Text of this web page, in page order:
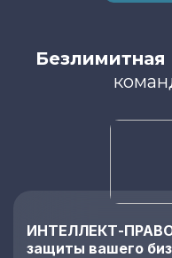
ИНТЕЛЛЕКТ-ПРАВО
защиты вашего